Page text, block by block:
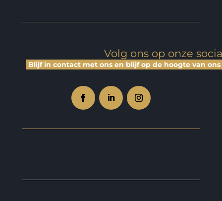
Volg ons op onze
Blijf in contact met ons en blijf op de hoogte van